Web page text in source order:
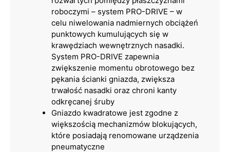
roboczymi – system PRO-DRIVE – w
celu niwelowania nadmiernych obciążeń
punktowych kumulujących się w
krawędziach wewnętrznych nasadki.
System PRO-DRIVE zapewnia
zwiększenie momentu obrotowego bez
pękania ścianki gniazda, zwiększa
trwałość nasadki oraz chroni kanty
odkręcanej śruby
Gniazdo kwadratowe jest zgodne z
większością mechanizmów blokujących,
które posiadają renomowane urządzenia
pneumatyczne